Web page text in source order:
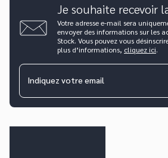
Je souhaite recevoir
Votre adresse e-mail sera
envoyer des informations sur les
Stock. Vous pouvez vous
plus d’informations, cliquez ici.
Indiquez votre email